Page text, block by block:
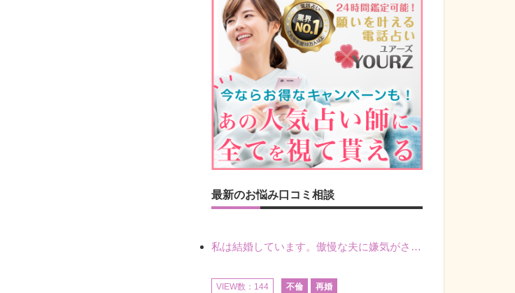
最新のお悩み口コミ相談
私は結婚しています。傲慢な夫に嫌気がさし離婚を考えていたときに、彼と出会いました。彼には恋人がいましたが、話をするうちに、夫とのことを相談するようにな
VIEW数：144 不倫 再婚